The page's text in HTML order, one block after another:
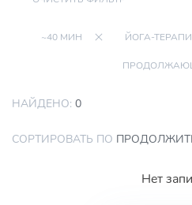
~40 МИН ЙОГА-
НАЙДЕНО: 0
СОРТИРОВАТЬ ПО
Нет